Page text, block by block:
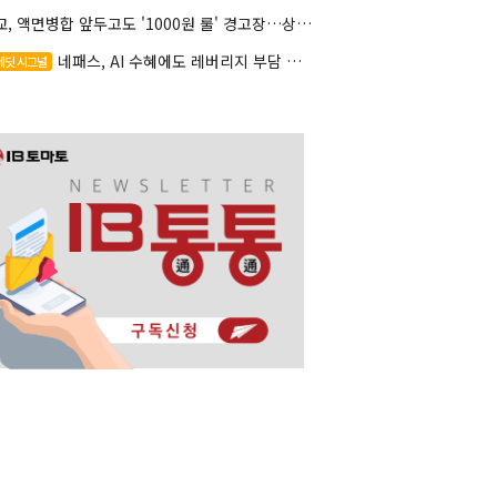
대교, 액면병합 앞두고도 '1000원 룰' 경고장…상장유지 시험대
딧 시그널 네패스, AI 수혜에도 레버리지 부담 여전